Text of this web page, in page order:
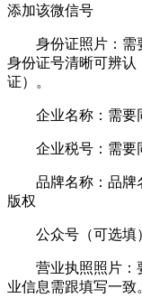
添加该微信号
身份证照片：需
身份证号清晰可辨认
证）。
企业名称：需要
企业税号：需要
品牌名称：品牌
版权
公众号（可选填
营业执照照片：
业信息需跟填写一致